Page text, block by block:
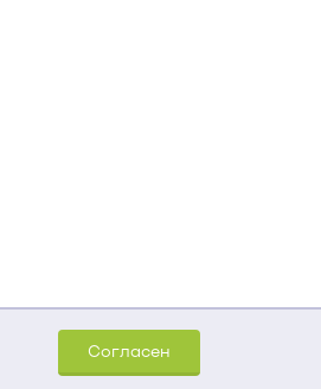
Согласен